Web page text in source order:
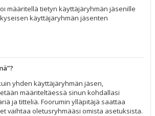
määritellä tietyn käyttäjäryhmän jäsenille
käyttäjäryhmän jäsenten
yhden käyttäjäryhmän jäsen,
määriteltäessä sinun kohdallasi
ja titteliä. Foorumin ylläpitäjä saattaa
vaihtaa oletusryhmääsi omista asetuksista.